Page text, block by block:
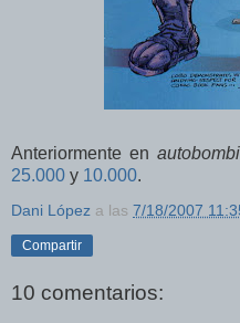
Anteriormente en
25.000 y 10.000.
Dani López a las 7/18/2007
Compartir
10 comentarios: